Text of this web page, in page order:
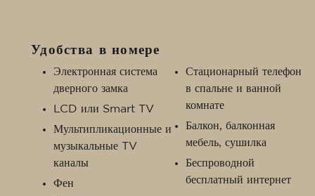
Удобства в номере
Электронная система
дверного замка
LCD или Smart TV
Мультипликационные и
музыкальные TV
каналы
Фен
Стационарный телефон
в спальне и ванной
комнате
Балкон, балконная
мебель, сушилка
Беспроводной
бесплатный интернет